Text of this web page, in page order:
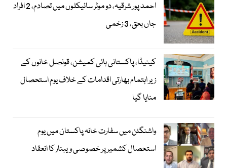
احمد پور شرقیہ، دو موٹر سائیکلوں میں تصادم، 2 افراد
جاں بحق، 3 زخمی
کینیڈا، پاکستانی ہائی کمیشن، قونصل خانوں کے
زیر اہتمام بھارتی اقدامات کے خلاف یوم استحصال
منایا گیا
واشنگٹن میں سفارت خانہ پاکستان میں یوم
استحصال کشمیر پر خصوصی ویبنار کا انعقاد